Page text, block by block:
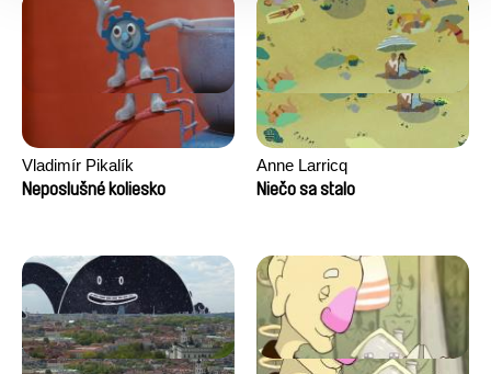
Vladimír Pikalík
Neposlušné koliesko
Anne Larricq
Niečo sa stalo